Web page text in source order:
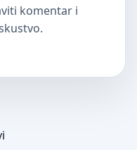
komentar i